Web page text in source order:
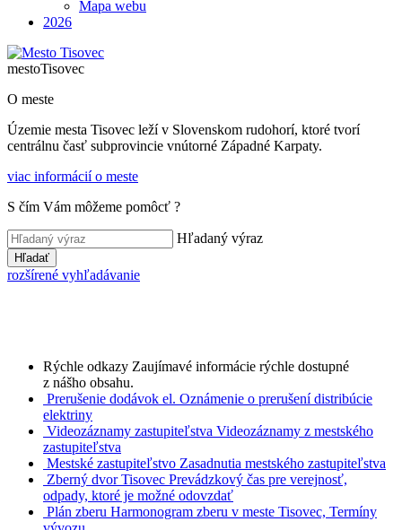
Mapa webu
2026
mestoTisovec
O meste
Územie mesta Tisovec leží v Slovenskom rudohorí, ktoré tvorí
centrálnu časť subprovincie vnútorné Západné Karpaty.
viac informácií o meste
S čím Vám môžeme pomôcť ?
Hľadaný výraz
Hľadať
rozšírené vyhľadávanie
Rýchle odkazy Zaujímavé informácie rýchle dostupné
z nášho obsahu.
Prerušenie dodávok el. Oznámenie o prerušení distribúcie
elektriny
Videozáznamy zastupiteľstva Videozáznamy z mestského
zastupiteľstva
Mestské zastupiteľstvo Zasadnutia mestského zastupiteľstva
Zberný dvor Tisovec Prevádzkový čas pre verejnosť,
odpady, ktoré je možné odovzdať
Plán zberu Harmonogram zberu v meste Tisovec, Termíny